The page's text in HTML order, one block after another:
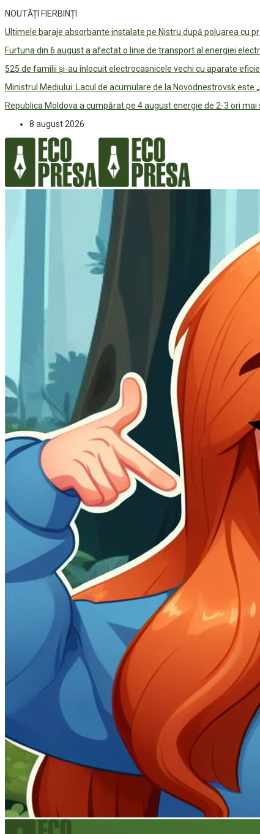
NOUTĂȚI FIERBINȚI
Ultimele baraje absorbante instalate pe Nistru după poluarea cu
Furtuna din 6 august a afectat o linie de transport al energiei
525 de familii și-au înlocuit electrocasnicele vechi cu aparate
Ministrul Mediului: Lacul de acumulare de la Novodnestrovsk este
Republica Moldova a cumpărat pe 4 august energie de 2-3 ori
8 august 2026